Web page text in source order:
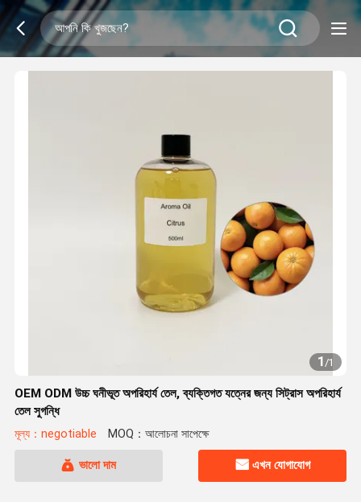
1/1
OEM ODM উচ্চ ঘনীভূত অপরিহার্য তেল, ব্যক্তিগত যত্নের জন্য সিট্রাস অপরিহার্য
তেল সুগন্ধি
মূল্য：negotiable MOQ：আলোচনা সাপেক্ষে
ভালো দাম এখন যোগাযোগ